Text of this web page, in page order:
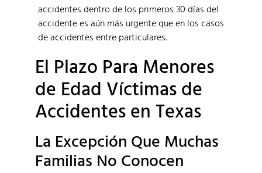
accidentes dentro de los primeros 30 días del
accidente es aún más urgente que en los casos
de accidentes entre particulares.
El Plazo Para Menores
de Edad Víctimas de
Accidentes en Texas
La Excepción Que Muchas
Familias No Conocen